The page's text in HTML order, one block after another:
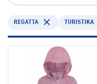
REGATTA TURISTIKA